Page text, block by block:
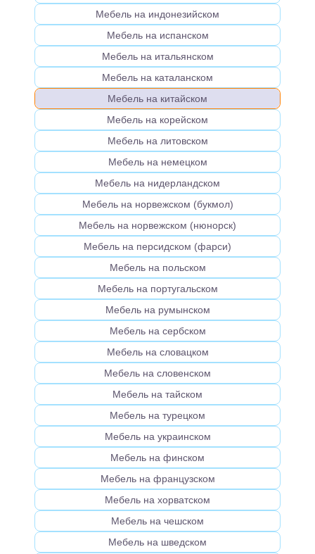
Мебель на индонезийском
Мебель на испанском
Мебель на итальянском
Мебель на каталанском
Мебель на китайском
Мебель на корейском
Мебель на литовском
Мебель на немецком
Мебель на нидерландском
Мебель на норвежском (букмол)
Мебель на норвежском (нюнорск)
Мебель на персидском (фарси)
Мебель на польском
Мебель на португальском
Мебель на румынском
Мебель на сербском
Мебель на словацком
Мебель на словенском
Мебель на тайском
Мебель на турецком
Мебель на украинском
Мебель на финском
Мебель на французском
Мебель на хорватском
Мебель на чешском
Мебель на шведском